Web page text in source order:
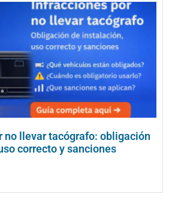
no llevar tacógrafo: obligación
correcto y sanciones